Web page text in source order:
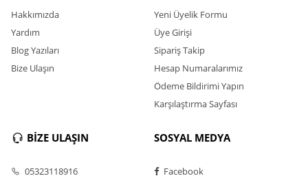
Hakkımızda
Yardım
Blog Yazıları
Bize Ulaşın
Yeni Üyelik Formu
Üye Girişi
Sipariş Takip
Hesap Numaralarımız
Ödeme Bildirimi Yapın
Karşılaştırma Sayfası
BİZE ULAŞIN
05323118916
SOSYAL MEDYA
Facebook